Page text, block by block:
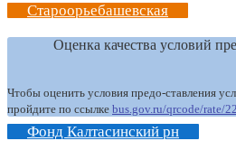
Староорьебашевская
Оценка качества условий
Чтобы оценить условия предо-ставления
пройдите по ссылке bus.gov.ru/qrcode/rate/
Фонд Калтасинский рн